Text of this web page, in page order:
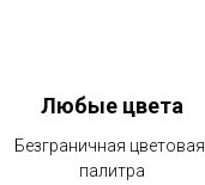
Любые цвета
Безграничная цветовая
палитра